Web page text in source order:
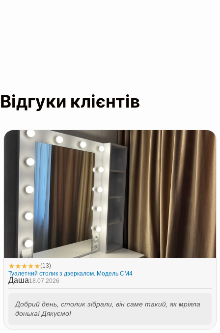
Відгуки клієнтів
★★★★★(13)
Туалетний столик з дзеркалом. Модель СМ4
Даша18.07.2026
Добрий день, столик зібрали, він саме такий, як мріяла
донька! Дякуємо!